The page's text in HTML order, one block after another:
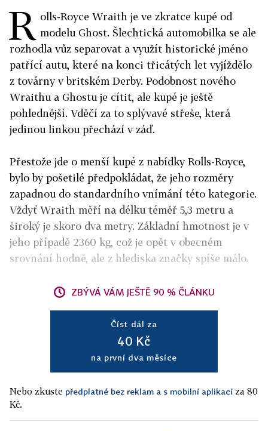
R olls-Royce Wraith je ve zkratce kupé od
modelu Ghost. Šlechtická automobilka se ale
rozhodla vůz separovat a využít historické jméno
patřící autu, které na konci třicátých let vyjíždělo
z továrny v britském Derby. Podobnost nového
Wraithu a Ghostu je cítit, ale kupé je ještě
pohlednější. Vděčí za to splývavé střeše, která
jedinou linkou přechází v záď.
Přestože jde o menší kupé z nabídky Rolls-Royce,
bylo by pošetilé předpokládat, že jeho rozměry
zapadnou do standardního vnímání této kategorie.
Vždyť Wraith měří na délku téměř 5,3 metru a
široký je skoro dva metry. Základní hmotnost je v
jeho případě 2360 kg, což je opět v obecném
srovnání hodně, ale z hlediska značky spíše málo.
ZBÝVÁ VÁM JEŠTĚ 90 % ČLÁNKU
Číst dál za
40 Kč
na první dva měsíce
Nebo zkuste předplatné bez reklam a s mobilní aplikací za 80
Kč.